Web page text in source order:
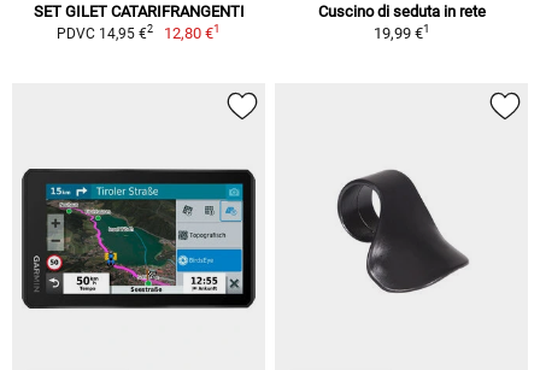
SET GILET CATARIFRANGENTI
PDVC 14,95 €2 12,80 €1
Cuscino di seduta in rete
19,99 €1